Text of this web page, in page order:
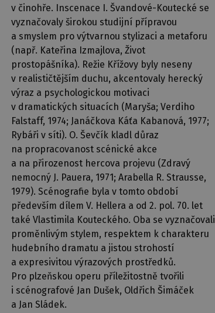
v činohře. Inscenace I. Švandové-Koutecké se
vyznačovaly širokou studijní přípravou
a smyslem pro výtvarnou stylizaci a metaforu
(např. Kateřina Izmajlova, Život
prostopášníka). Režie Křížovy byly neseny
v realističtějším duchu, akcentovaly herecký
výraz a psychologickou motivaci
v dramatických situacích (Maryša; Verdiho
Falstaff, 1974; Janáčkova Káťa Kabanová, 1977;
Rybáři v síti). O. Ševčík kladl důraz
na propracovanost scénické akce
a na přirozenost hercova projevu (Zdravý
nemocný J. Pauera, 1971; Arabella R. Strausse,
1979). Scénografie byla v tomto období
především dílem V. Hellera a od 2. pol. 70. let
také Vlastimila Kouteckého. Oba se vyznačovali
proměnlivým stylem, respektem k charakteru
hudebního dramatu a jistou strohostí
a expresivitou výrazových prostředků.
Pro plzeňskou operu příležitostně tvořili
i scénografové Jan Dušek, Oldřich Šimáček
a Jan Sládek.